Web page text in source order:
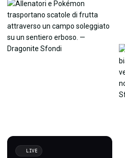
LIVE